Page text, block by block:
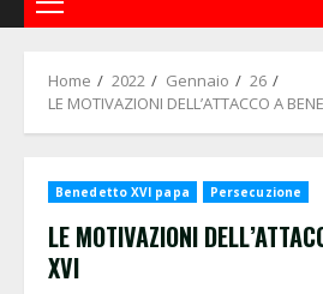
Primary
Home 2022 Gennaio
26
LE MOTIVAZIONI DELL’ATTACCO A
Benedetto XVI papa Persecuzione
LE MOTIVAZIONI
XVI